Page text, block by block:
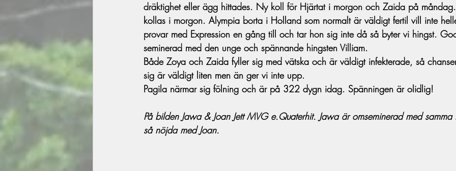
dräktighet eller ägg hittades. Ny koll för Hjärtat i morgon och Zaida på
kollas i morgon. Alympia borta i Holland som normalt är väldigt fertil vill inte
provar med Expression en gång till och tar hon sig inte då så byter vi hingst.
seminerad med den unge och spännande hingsten Villiam.
Både Zoya och Zaida fyller sig med vätska och är väldigt infekterade, så
sig är väldigt liten men än ger vi inte upp.
Pagila närmar sig fölning och är på 322 dygn idag. Spänningen är olidlig!
På bilden Jawa & Joan Jett MVG e.Quaterhit. Jawa är omseminerad med
så nöjda med Joan.